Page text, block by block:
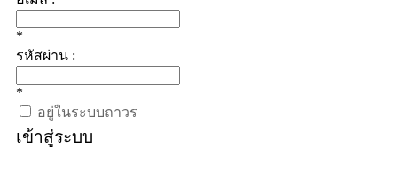
*
รหัสผ่าน :
*
อยู่ในระบบถาวร
เข้าสู่ระบบ